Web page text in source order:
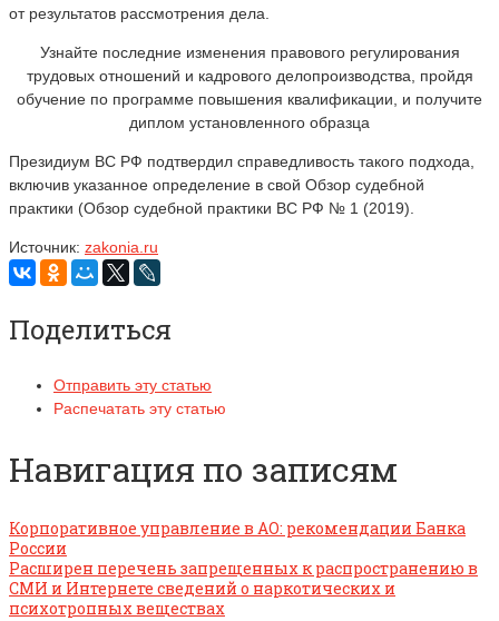
от результатов рассмотрения дела.
Узнайте последние изменения правового регулирования
трудовых отношений и кадрового делопроизводства, пройдя
обучение по программе повышения квалификации, и получите
диплом установленного образца
Президиум ВС РФ подтвердил справедливость такого подхода,
включив указанное определение в свой Обзор судебной
практики (Обзор судебной практики ВС РФ № 1 (2019).
Источник: zakonia.ru
Поделиться
Отправить эту статью
Распечатать эту статью
Навигация по записям
Корпоративное управление в АО: рекомендации Банка
России
Расширен перечень запрещенных к распространению в
СМИ и Интернете сведений о наркотических и
психотропных веществах